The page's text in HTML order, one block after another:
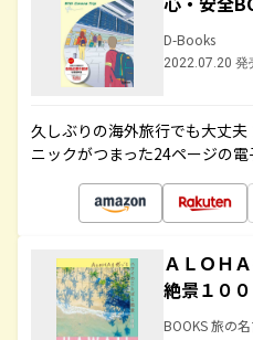
D-Books
2022.07.20 発
久しぶりの海外旅行でも大丈
ニックがつまった24ページの
ＡＬＯＨ
絶景１００
BOOKS 旅の